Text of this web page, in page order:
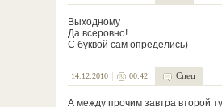
Выходному
Да всеровно!
С буквой сам определись)
14.12.2010 00:42 Спец
А между прочим завтра второй